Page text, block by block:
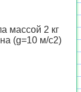
массой 2 кг
(g=10 м/с2)